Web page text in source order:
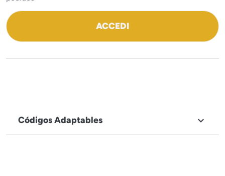
ACCEDI
Códigos Adaptables 